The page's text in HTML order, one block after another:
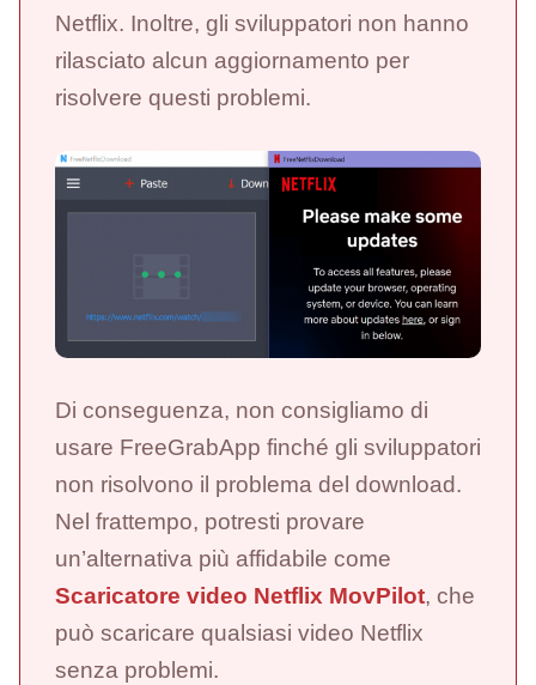
Netflix. Inoltre, gli sviluppatori non hanno
rilasciato alcun aggiornamento per
risolvere questi problemi.
Di conseguenza, non consigliamo di
usare FreeGrabApp finché gli sviluppatori
non risolvono il problema del download.
Nel frattempo, potresti provare
un’alternativa più affidabile come
Scaricatore video Netflix MovPilot, che
può scaricare qualsiasi video Netflix
senza problemi.